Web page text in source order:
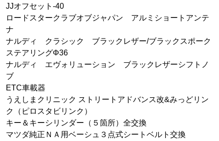
JJオフセット-40
ロードスタークラブオブジャパン アルミショートアンテ
ナ
ナルディ クラシック ブラックレザー/ブラックスポーク
ステアリングΦ36
ナルディ エヴォリューション ブラックレザーシフトノ
ブ
ETC車載器
うえしまクリニック ストリートアドバンス改&みっどリン
ク（ピロスタビリンク）
キー＆キーシリンダー（５箇所）全交換
マツダ純正ＮＡ用ベーシュ３点式シートベルト交換